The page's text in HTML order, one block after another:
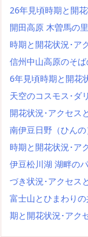
26年見頃時期と開
開田高原 木曽馬の
時期と開花状況･ア
信州中山高原のそ
6年見頃時期と開花
天空のコスモス･ダ
開花状況･アクセス
南伊豆日野（ひん
時期と開花状況･ア
伊豆松川湖 湖畔の
づき状況･アクセス
富士山とひまわり
期と開花状況･アク